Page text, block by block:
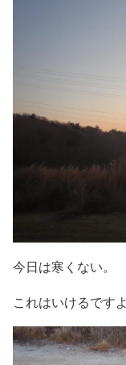
今日は寒くない。
これはいけるですよ